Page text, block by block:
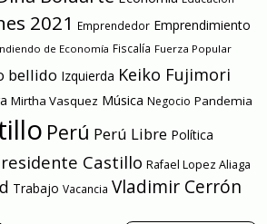
2021 Emprendedor Emprendimiento
de Economía Fiscalía Fuerza Popular
bellido Izquierda Keiko Fujimori
Mirtha Vasquez Música Negocio Pandemia
Perú Perú Libre Política
Castillo Rafael Lopez Aliaga
Trabajo Vacancia Vladimir Cerrón